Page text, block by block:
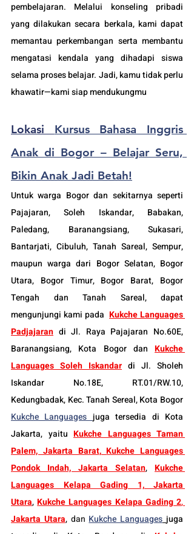
pembelajaran. Melalui konseling pribadi
yang dilakukan secara berkala, kami dapat
memantau perkembangan serta membantu
mengatasi kendala yang dihadapi siswa
selama proses belajar. Jadi, kamu tidak perlu
khawatir—kami siap mendukungmu
Lokasi Kursus Bahasa Inggris
Anak di Bogor – Belajar Seru,
Bikin Anak Jadi Betah!
Untuk warga Bogor dan sekitarnya seperti
Pajajaran, Soleh Iskandar, Babakan,
Paledang, Baranangsiang, Sukasari,
Bantarjati, Cibuluh, Tanah Sareal, Sempur,
maupun warga dari Bogor Selatan, Bogor
Utara, Bogor Timur, Bogor Barat, Bogor
Tengah dan Tanah Sareal, dapat
mengunjungi kami pada Kukche Languages
Padjajaran di Jl. Raya Pajajaran No.60E,
Baranangsiang, Kota Bogor dan Kukche
Languages Soleh Iskandar di Jl. Sholeh
Iskandar No.18E, RT.01/RW.10,
Kukche Languages juga tersedia di Kota
Jakarta, yaitu Kukche Languages Taman
Palem, Jakarta Barat, Kukche Languages
Pondok Indah, Jakarta Selatan, Kukche
Languages Kelapa Gading 1, Jakarta
Utara, Kukche Languages Kelapa Gading 2
Jakarta Utara, dan Kukche Languages juga